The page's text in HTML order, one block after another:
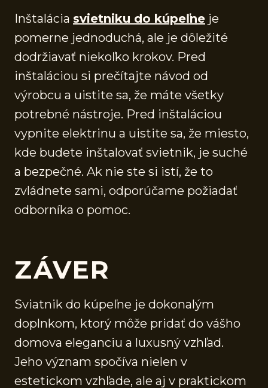
Inštalácia svietniku do kúpeľne je
pomerne jednoduchá, ale je dôležité
dodržiavať niekoľko krokov. Pred
inštaláciou si prečítajte návod od
výrobcu a uistite sa, že máte všetky
potrebné nástroje. Pred inštaláciou
vypnite elektrinu a uistite sa, že miesto,
kde budete inštalovať svietnik, je suché
a bezpečné. Ak nie ste si istí, že to
zvládnete sami, odporúčame požiadať
odborníka o pomoc.
ZÁVER
Sviatnik do kúpeľne je dokonalým
doplnkom, ktorý môže pridať do vášho
domova eleganciu a luxusný vzhľad.
Jeho význam spočíva nielen v
estetickom vzhľade, ale aj v praktickom